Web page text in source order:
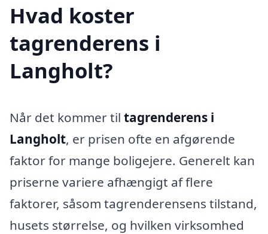
Hvad koster
tagrenderens i
Langholt?
Når det kommer til tagrenderens i
Langholt, er prisen ofte en afgørende
faktor for mange boligejere. Generelt kan
priserne variere afhængigt af flere
faktorer, såsom tagrenderensens tilstand,
husets størrelse, og hvilken virksomhed